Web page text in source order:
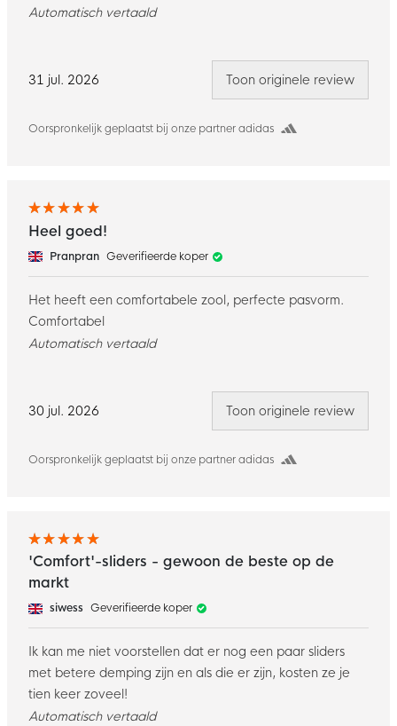
31 jul. 2026
Oorspronkelijk geplaatst bij onze partner adidas
Automatisch vertaald
Toon originele review
30 jul. 2026
Oorspronkelijk geplaatst bij onze partner adidas
Heel goed!
Pranpran Geverifieerde koper
Het heeft een comfortabele zool, perfecte pasvorm.
Comfortabel
Automatisch vertaald
Toon originele review
'Comfort'-sliders - gewoon de beste op de
markt
siwess Geverifieerde koper
Ik kan me niet voorstellen dat er nog een paar sliders
met betere demping zijn en als die er zijn, kosten ze je
tien keer zoveel!
Automatisch vertaald